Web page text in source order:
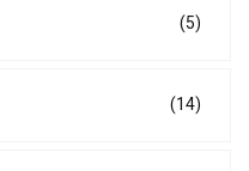
(5)
(14)